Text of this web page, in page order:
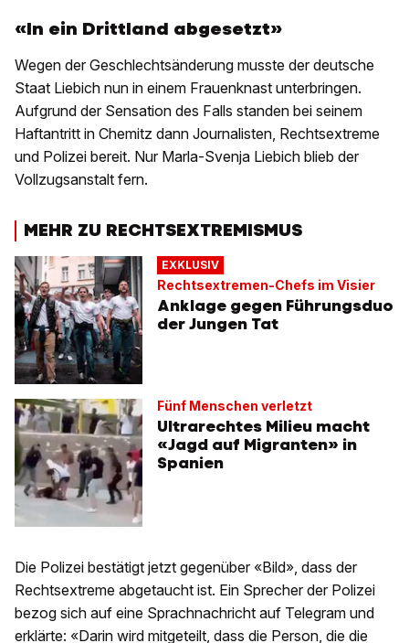
«In ein Drittland abgesetzt»
Wegen der Geschlechtsänderung musste der deutsche
Staat Liebich nun in einem Frauenknast unterbringen.
Aufgrund der Sensation des Falls standen bei seinem
Haftantritt in Chemitz dann Journalisten, Rechtsextreme
und Polizei bereit. Nur Marla-Svenja Liebich blieb der
Vollzugsanstalt fern.
MEHR ZU RECHTSEXTREMISMUS
EXKLUSIV
Rechtsextremen-Chefs im Visier
Anklage gegen Führungsduo
der Jungen Tat
Fünf Menschen verletzt
Ultrarechtes Milieu macht
«Jagd auf Migranten» in
Spanien
Die Polizei bestätigt jetzt gegenüber «Bild», dass der
Rechtsextreme abgetaucht ist. Ein Sprecher der Polizei
bezog sich auf eine Sprachnachricht auf Telegram und
erklärte: «Darin wird mitgeteilt, dass die Person, die die